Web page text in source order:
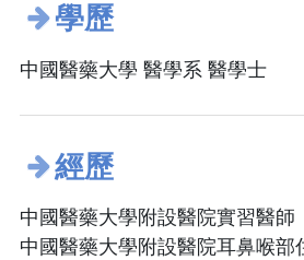
學歷
中國醫藥大學 醫學系 醫學士
經歷
中國醫藥大學附設醫院實習醫師
中國醫藥大學附設醫院耳鼻喉部